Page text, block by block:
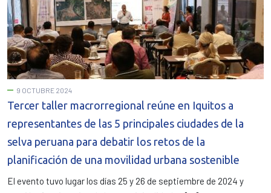
9 OCTUBRE 2024
Tercer taller macrorregional reúne en Iquitos a
representantes de las 5 principales ciudades de la
selva peruana para debatir los retos de la
planificación de una movilidad urbana sostenible
El evento tuvo lugar los días 25 y 26 de septiembre de 2024 y